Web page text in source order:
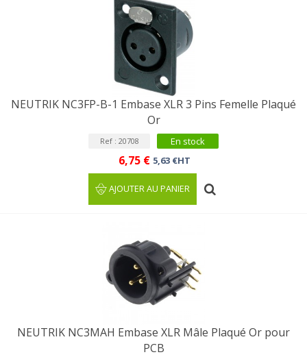
NEUTRIK NC3FP-B-1 Embase XLR 3 Pins Femelle Plaqué
Or
Ref : 20708 En stock
6,75 € 5,63 €HT
AJOUTER AU PANIER
NEUTRIK NC3MAH Embase XLR Mâle Plaqué Or pour
PCB